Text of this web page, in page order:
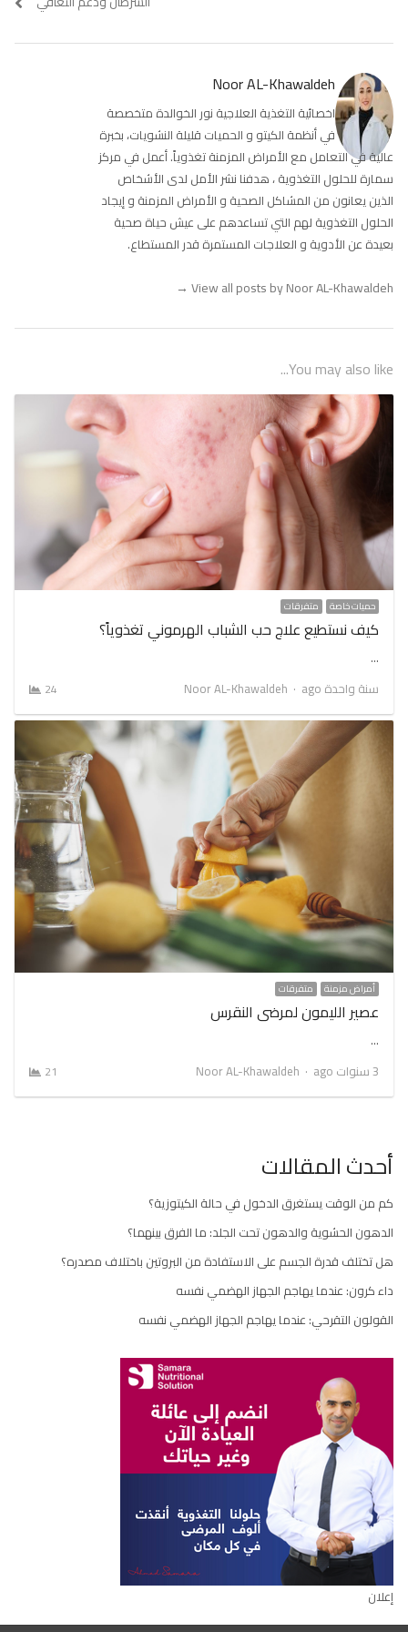
Noor AL-Khawaldeh
اخصائية التغذية العلاجية نور الخوالدة متخصصة
في أنظمة الكيتو و الحميات قليلة النشويات، بخبرة
عالية في التعامل مع الأمراض المزمنة تغذوياً. أعمل في مركز
سمارة للحلول التغذوية ، هدفنا نشر الأمل لدى الأشخاص
الذين يعانون من المشاكل الصحية و الأمراض المزمنة و إيجاد
الحلول التغذوية لهم التي تساعدهم على عيش حياة صحية
بعيدة عن الأدوية و العلاجات المستمرة قدر المستطاع.
View all posts by Noor AL-Khawaldeh
→
You may also like...
حميات خاصة متفرقات
كيف نستطيع علاج حب الشباب الهرموني تغذوياً؟
…
سنة واحدة ago
Author
Noor AL-Khawaldeh
24
أمراض مزمنة متفرقات
عصير الليمون لمرضى النقرس
…
3 سنوات ago
Author
Noor AL-Khawaldeh
21
أحدث المقالات
كم من الوقت يستغرق الدخول في حالة الكيتوزية؟
الدهون الحشوية والدهون تحت الجلد: ما الفرق بينهما؟
هل تختلف قدرة الجسم على الاستفادة من البروتين باختلاف مصدره؟
داء كرون: عندما يهاجم الجهاز الهضمي نفسه
القولون التقرحي: عندما يهاجم الجهاز الهضمي نفسه
إعلان